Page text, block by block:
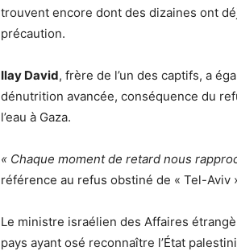
trouvent encore dont des dizaines ont
précaution.
Ilay David, frère de l’un des captifs, a
dénutrition avancée, conséquence du
l’eau à Gaza.
« Chaque moment de retard nous
référence au refus obstiné de « Tel-Aviv
Le ministre israélien des Affaires
pays ayant osé reconnaître l’État